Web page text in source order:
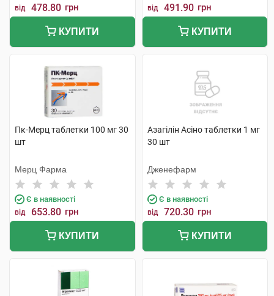
від 478.80 грн
КУПИТИ
від 491.90 грн
КУПИТИ
Пк-Мерц таблетки 100 мг 30
шт
Мерц Фарма
Є в наявності
від 653.80 грн
КУПИТИ
Азагілін Асіно таблетки 1 мг
30 шт
Дженефарм
Є в наявності
від 720.30 грн
КУПИТИ